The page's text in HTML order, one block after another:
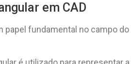
em CAD
papel fundamental no campo